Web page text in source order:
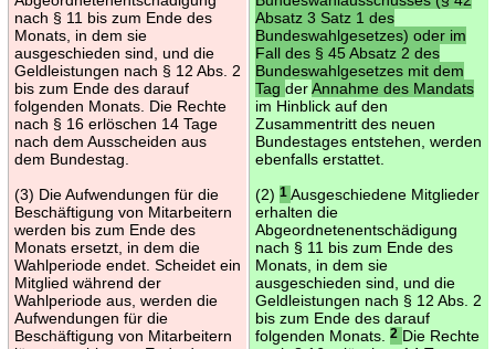
nach § 11 bis zum Ende des
Monats, in dem sie
ausgeschieden sind, und die
Geldleistungen nach § 12 Abs. 2
bis zum Ende des darauf
folgenden Monats. Die Rechte
nach § 16 erlöschen 14 Tage
nach dem Ausscheiden aus
dem Bundestag.
(3) Die Aufwendungen für die
Beschäftigung von Mitarbeitern
werden bis zum Ende des
Monats ersetzt, in dem die
Wahlperiode endet. Scheidet ein
Mitglied während der
Wahlperiode aus, werden die
Aufwendungen für die
Beschäftigung von Mitarbeitern
Absatz 3 Satz 1 des
Bundeswahlgesetzes) oder im
Fall des § 45 Absatz 2 des
Bundeswahlgesetzes mit dem
Tag derAnnahme des Mandats
im Hinblick auf den
Zusammentritt des neuen
Bundestages entstehen, werden
ebenfalls erstattet.
(2) 1 Ausgeschiedene Mitglieder
erhalten die
Abgeordnetenentschädigung
nach § 11 bis zum Ende des
Monats, in dem sie
ausgeschieden sind, und die
Geldleistungen nach § 12 Abs. 2
bis zum Ende des darauf
folgenden Monats.
2 Die Rechte